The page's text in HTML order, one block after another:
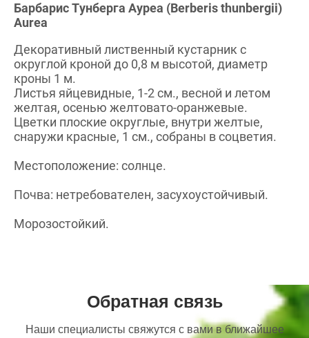
Барбарис Тунберга Ауреа (Berberis thunbergii)
Aurea
Декоративный лиственный кустарник с
округлой кроной до 0,8 м высотой, диаметр
кроны 1 м.
Листья яйцевидные, 1-2 см., весной и летом
желтая, осенью желтовато-оранжевые.
Цветки плоские округлые, внутри желтые,
снаружи красные, 1 см., собраны в соцветия.
Местоположение: солнце.
Почва: нетребователен, засухоустойчивый.
Морозостойкий.
Обратная связь
Наши специалисты свяжутся с вами в ближайшее